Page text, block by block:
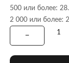
500 или более:
2 000 или более: